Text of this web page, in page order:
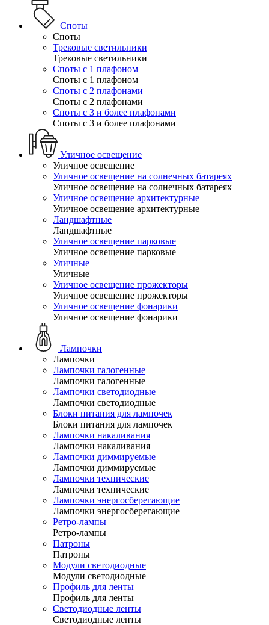
Споты
Споты
Трековые светильники
Трековые светильники
Споты с 1 плафоном
Споты с 1 плафоном
Споты с 2 плафонами
Споты с 2 плафонами
Споты с 3 и более плафонами
Споты с 3 и более плафонами
Уличное освещение
Уличное освещение
Уличное освещение на солнечных батареях
Уличное освещение на солнечных батареях
Уличное освещение архитектурные
Уличное освещение архитектурные
Ландшафтные
Ландшафтные
Уличное освещение парковые
Уличное освещение парковые
Уличные
Уличные
Уличное освещение прожекторы
Уличное освещение прожекторы
Уличное освещение фонарики
Уличное освещение фонарики
Лампочки
Лампочки
Лампочки галогенные
Лампочки галогенные
Лампочки светодиодные
Лампочки светодиодные
Блоки питания для лампочек
Блоки питания для лампочек
Лампочки накаливания
Лампочки накаливания
Лампочки диммируемые
Лампочки диммируемые
Лампочки технические
Лампочки технические
Лампочки энергосберегающие
Лампочки энергосберегающие
Ретро-лампы
Ретро-лампы
Патроны
Патроны
Модули светодиодные
Модули светодиодные
Профиль для ленты
Профиль для ленты
Светодиодные ленты
Светодиодные ленты